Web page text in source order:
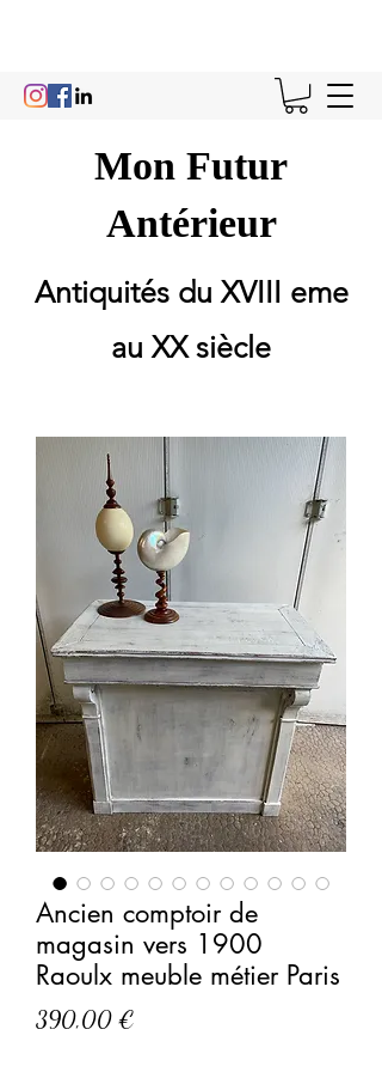
Mon Futur
Antérieur
Antiquités du XVIII eme
au XX siècle
Ancien comptoir de
magasin vers 1900
Raoulx meuble métier Paris
390,00 €